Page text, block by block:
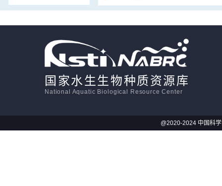
国家水生生物种质资源库
National Aquatic Biological Resource Center
@2020-2024 中国科